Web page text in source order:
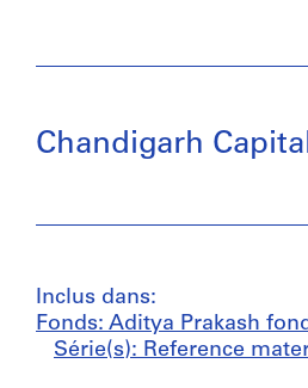
Chandigarh
Inclus dans:
Fonds: Aditya Prakash
Série(s): Reference